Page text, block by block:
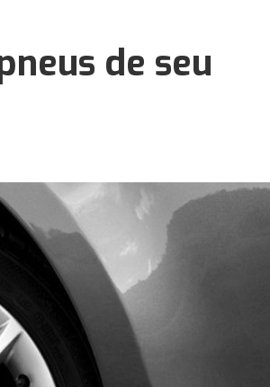
de seu